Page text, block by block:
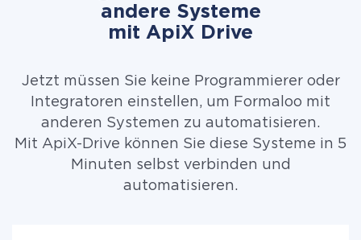
andere Systeme
mit ApiX Drive
Jetzt müssen Sie keine Programmierer oder
Integratoren einstellen, um Formaloo mit
anderen Systemen zu automatisieren.
Mit ApiX-Drive können Sie diese Systeme in 5
Minuten selbst verbinden und
automatisieren.